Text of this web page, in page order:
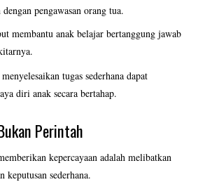
pengawasan orang tua.
membantu anak belajar bertanggung jawab
tugas sederhana dapat
diri anak secara bertahap.
Perintah
kepercayaan adalah melibatkan
keputusan sederhana.